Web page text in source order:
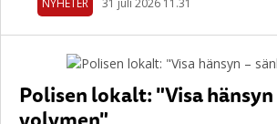
NYHETER 31 juli 2026 11.31
Polisen lokalt: "Visa hänsyn